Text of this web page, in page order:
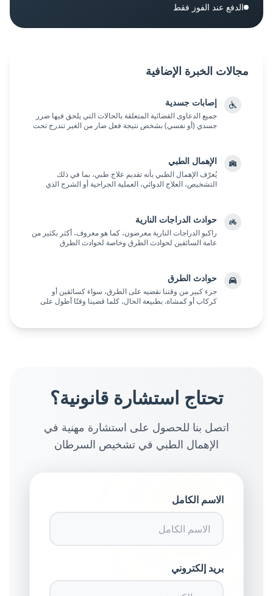
الدفع عند الفوز فقط
مجالات الخبرة الإضافية
إصابات جسدية
جميع الدعاوى القضائية المتعلقة بالحالات التي يلحق فيها ضرر
جسدي (أو نفسي) بشخص نتيجة فعل ضار من الغير تندرج تحت
الإهمال الطبي
يُعرّف الإهمال الطبي بأنه تقديم علاج طبي، بما في ذلك
التشخيص، العلاج الدوائي، العملية الجراحية أو الشرح الذي
حوادث الدراجات النارية
راكبو الدراجات النارية معرضون، كما هو معروف، أكثر بكثير من
عامة السائقين لحوادث الطرق وخاصة لحوادث الطرق
حوادث الطرق
جزء كبير من وقتنا نقضيه على الطرق، سواء كسائقين أو
كركاب أو كمشاة. بطبيعة الحال، كلما قضينا وقتًا أطول على
تحتاج استشارة قانونية؟
اتصل بنا للحصول على استشارة مهنية في
الإهمال الطبي في تشخيص السرطان
الاسم الكامل
بريد إلكتروني